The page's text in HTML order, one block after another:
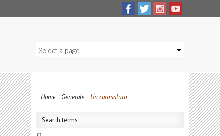
Home Generale Un caro saluto